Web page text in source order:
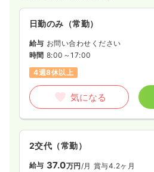
日勤のみ（常勤）
給与 お問い合わせください
時間 8:00～17:00
4週8休以上
気になる
2交代（常勤）
給与 37.0万円/月 賞与4.2ヶ月